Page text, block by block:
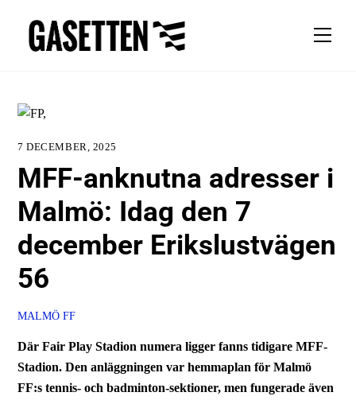
content
7 DECEMBER, 2025
MFF-anknutna adresser i
Malmö: Idag den 7
december Erikslustvägen
56
MALMÖ FF
Där Fair Play Stadion numera ligger fanns tidigare MFF-
Stadion. Den anläggningen var hemmaplan för Malmö
FF:s tennis- och badminton-sektioner, men fungerade även